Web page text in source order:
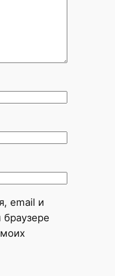
email и
браузере